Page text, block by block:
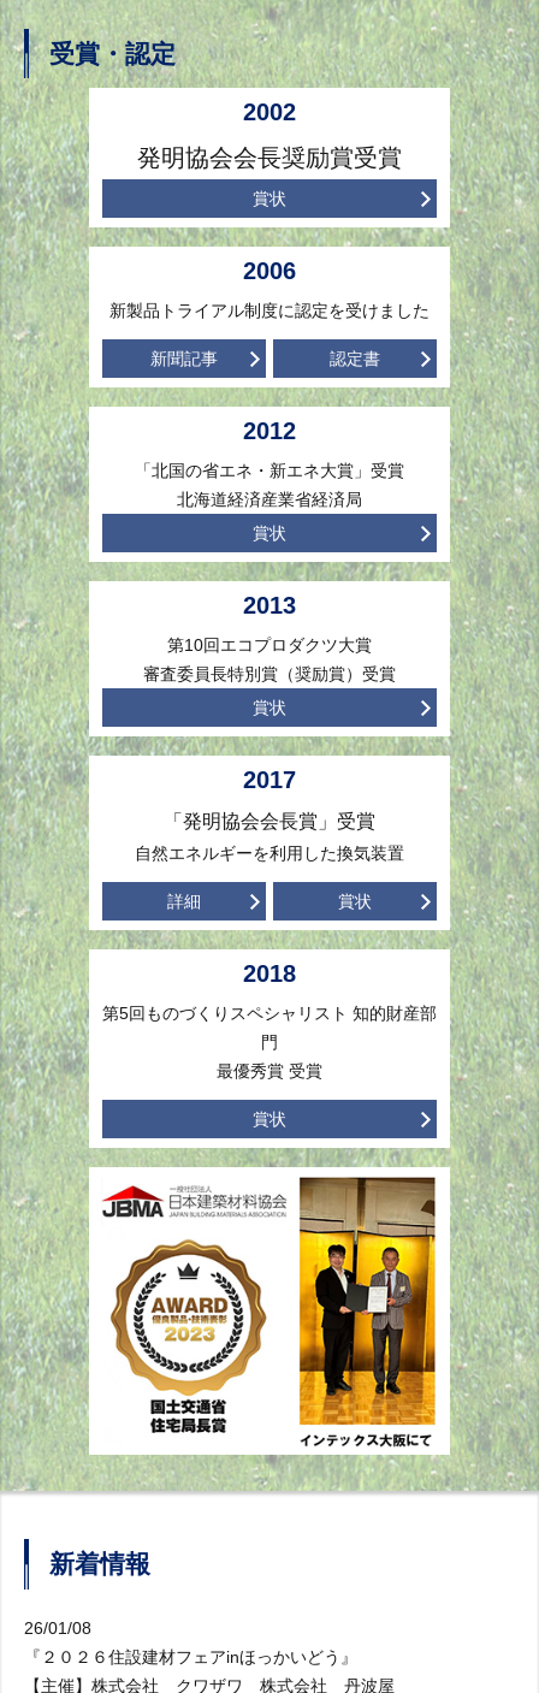
受賞・認定
2002
発明協会会長奨励賞受賞
賞状
2006
新製品トライアル制度に認定を受けました
新聞記事 認定書
2012
「北国の省エネ・新エネ大賞」受賞
北海道経済産業省経済局
賞状
2013
第10回エコプロダクツ大賞
審査委員長特別賞（奨励賞）受賞
賞状
2017
「発明協会会長賞」受賞
自然エネルギーを利用した換気装置
詳細 賞状
2018
第5回ものづくりスペシャリスト 知的財産部
門
最優秀賞 受賞
賞状
新着情報
26/01/08
『２０２６住設建材フェアinほっかいどう』
【主催】株式会社 クワザワ 株式会社 丹波屋